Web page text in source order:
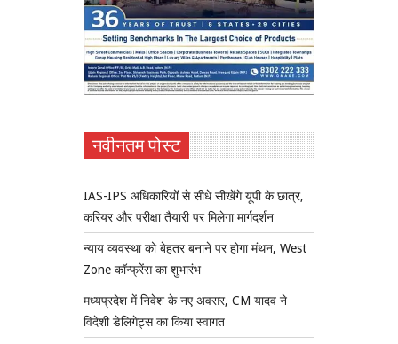
नवीनतम पोस्ट
IAS-IPS अधिकारियों से सीधे सीखेंगे यूपी के छात्र,
करियर और परीक्षा तैयारी पर मिलेगा मार्गदर्शन
न्याय व्यवस्था को बेहतर बनाने पर होगा मंथन, West
Zone कॉन्फ्रेंस का शुभारंभ
मध्यप्रदेश में निवेश के नए अवसर, CM यादव ने
विदेशी डेलिगेट्स का किया स्वागत